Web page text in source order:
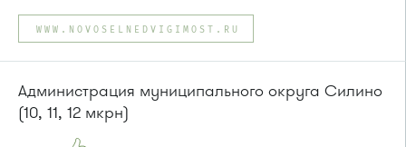
Автобусы № 1, 9, 10, 12, 13, 15, 23, 31.
Маршрутка № 128, 409м, 431м, 476м, 720м, 721м, 900, 903
или до остановки"12 микрорайон":
493.
Маршрутка № 127, 128, 312, 377, 390, 408м, 431м, 476, 476м,
720м, 900, 903
WWW.NOVOSELNEDVIGIMOST.RU
Администрация муниципального округа Силино
(10, 11, 12 мкрн)